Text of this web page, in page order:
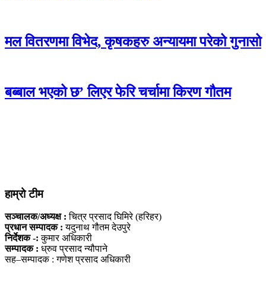
मल वितरणमा विभेद, कृषकहरु अन्यायमा परेको गुनासो
बब्बाल भएको छ’ लिएर फेरि चर्चामा किरण गौतम
हाम्रो टीम
सञ्चालक/अध्यक्ष : चित्र प्रसाद घिमिरे (हरिहर)
प्रधान सम्पादक : यदुनाथ गौतम देउपुरे
निर्देशक -: कुमार अधिकारी
सम्पादक : ध्रुव प्रसाद न्यौपाने
सह–सम्पादक : गणेश प्रसाद अधिकारी